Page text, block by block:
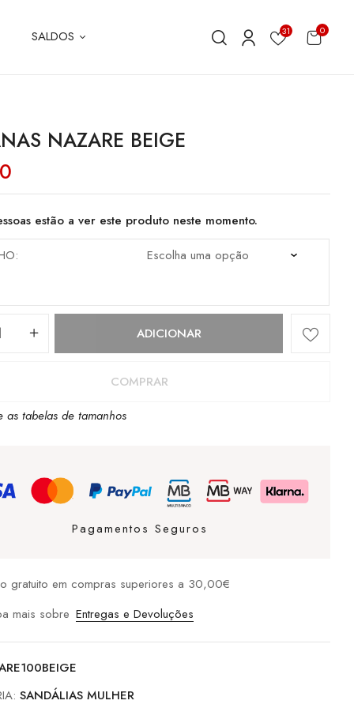
SALDOS 31 0
NAZARE BEIGE
estão a ver este produto neste momento.
ADICIONAR
COMPRAR
as tabelas de tamanhos
Pagamentos Seguros
gratuito em compras superiores a 30,00€
mais sobre Entregas e Devoluções
SANDÁLIAS MULHER